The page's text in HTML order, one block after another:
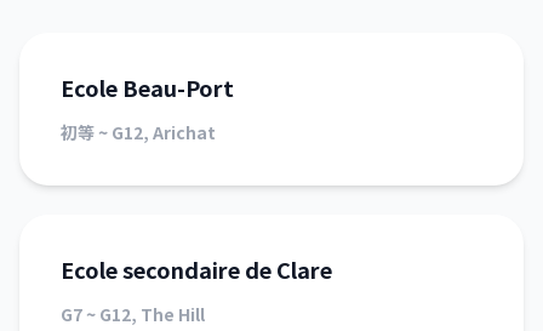
Ecole Beau-Port
初等 ~ G12, Arichat
Ecole secondaire de Clare
G7 ~ G12, The Hill